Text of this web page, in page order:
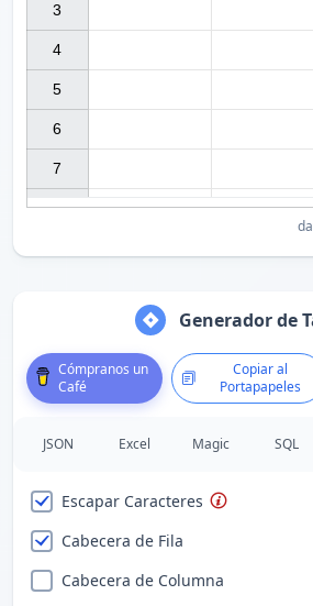
3
4
5
6
7
Generador de
Cómpranos un
Café
Copiar al
Portapapeles
JSON Excel Magic SQL
Escapar Caracteres
Cabecera de Fila
Cabecera de Columna